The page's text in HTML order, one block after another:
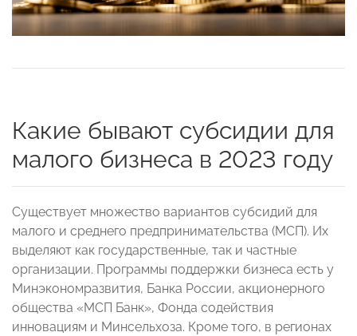
Какие бывают субсидии для
малого бизнеса в 2023 году
Существует множество вариантов субсидий для
малого и среднего предпринимательства (МСП). Их
выделяют как государственные, так и частные
организации. Программы поддержки бизнеса есть у
Минэкономразвития, Банка России, акционерного
общества «МСП Банк», Фонда содействия
инновациям и Минсельхоза. Кроме того, в регионах